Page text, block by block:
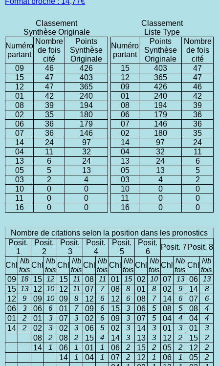
Classement
Synthèse Originale
Numéro
partant
Nombre
de fois
cité
Points
Synthèse
Originale
09
46
426
15
47
403
12
47
365
01
42
240
08
39
194
02
35
180
06
36
179
07
36
146
14
24
97
04
11
32
13
6
24
05
5
13
03
2
4
10
0
0
11
0
0
16
0 0
Classement
Liste Type
Numéro
partant
Points
Synthèse
Originale
Nombre
de fois
cité
15
403
47
12
365
47
09
426
46
01
240
42
08
194
39
06
179
36
07
146
36
02
180
35
14
97
24
04
32
11
13
24
6
05
13
5
03
4
2
10
0
0
11
0
0
16
0 0
Nombre de citations selon la position dans les pronostics
Posit.
1
Posit.
2
Posit.
3
Posit.
4
Posit.
5
Posit.
6
Posit. 7 Posit. 8
Chl Nb
fois
Chl Nb
fois
Chl Nb
fois
Chl Nb
fois
Chl Nb
fois
Chl Nb
fois
Chl Nb
fois
Chl Nb
fois
09 18 15 12 15 11 08 11 01 15 02 10 07 13 06 13
15 13 12 10 12 11 07 7 08 8 01 8 02 9 14 8
12 9 09 10 09 8 12 6 12 6 08 7 14 6 07 6
06 3 06 6 01 7 09 6 15 3 06 5 08 5 08 4
01 2 01 3 07 3 02 6 09 3 07 5 04 4 04 4
14 2 02 3 02 3 06 5 02 3 14 3 01 3 01 3
08 2 08 2 15 4 14 3 13 3 12 2 15 2
14 1 06 1 01 1 06 2 15 2 05 2 12 2
14 1 04 1 07 2 12 1 06 1 05 2